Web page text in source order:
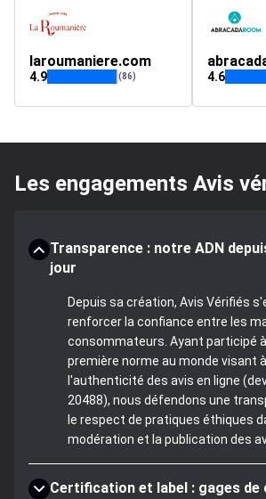
laroumaniere.com
4.9 (86) 4.6
Les engagements Avis
Transparence : notre ADN
jour
Depuis sa création, Avis Vérifiés
renforcer la confiance entre les
consommateurs. Ayant participé
première norme au monde visant
l'authenticité des avis en ligne
20488), nous défendons une
le respect de pratiques éthiques
modération et la publication des
Certification et label : gages de